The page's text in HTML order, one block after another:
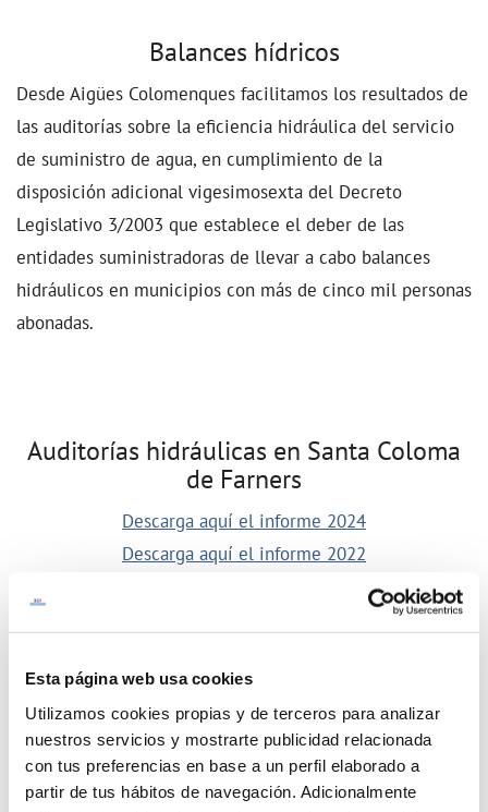
Esta página web usa cookies
Utilizamos cookies propias y de terceros para analizar
nuestros servicios y mostrarte publicidad relacionada
con tus preferencias en base a un perfil elaborado a
partir de tus hábitos de navegación. Adicionalmente
Balances hídricos
Desde Aigües Colomenques facilitamos los resultados de
las auditorías sobre la eficiencia hidráulica del servicio
de suministro de agua, en cumplimiento de la
disposición adicional vigesimosexta del Decreto
Legislativo 3/2003 que establece el deber de las
entidades suministradoras de llevar a cabo balances
hidráulicos en municipios con más de cinco mil personas
abonadas.
Auditorías hidráulicas en Santa Coloma
de Farners
Descarga aquí el informe 2024
Descarga aquí el informe 2022
Descarga aquí el esquema técnico de abastecimiento del